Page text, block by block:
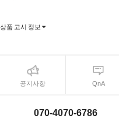
상품 고시 정보
공지사항 QnA
070-4070-6786